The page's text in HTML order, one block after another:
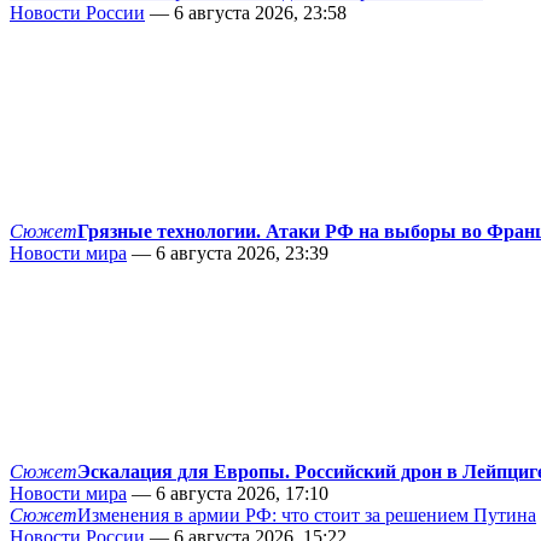
Новости России — 6 августа 2026, 23:58
СюжетГрязные технологии. Атаки РФ на выборы во
Новости мира — 6 августа 2026, 23:39
СюжетЭскалация для Европы. Российский дрон в
Новости мира — 6 августа 2026, 17:10
СюжетИзменения в армии РФ: что стоит за решением Путина